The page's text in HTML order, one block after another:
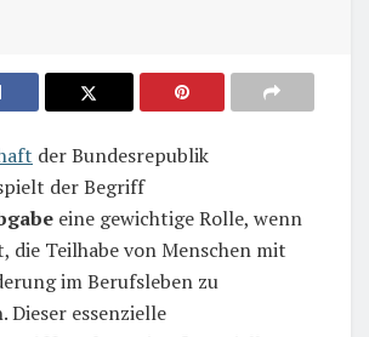
der Bundesrepublik
der Begriff
eine gewichtige Rolle, wenn
die Teilhabe von Menschen mit
im Berufsleben zu
Dieser essenzielle